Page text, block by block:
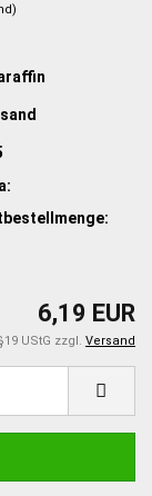
6,19 EUR
UStG zzgl. Versand